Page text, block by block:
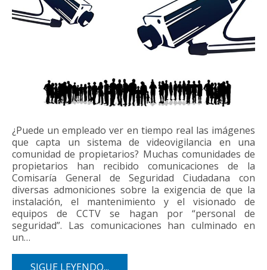
¿Puede un empleado ver en tiempo real las imágenes
que capta un sistema de videovigilancia en una
comunidad de propietarios? Muchas comunidades de
propietarios han recibido comunicaciones de la
Comisaría General de Seguridad Ciudadana con
diversas admoniciones sobre la exigencia de que la
instalación, el mantenimiento y el visionado de
equipos de CCTV se hagan por “personal de
seguridad”. Las comunicaciones han culminado en
un…
SIGUE LEYENDO...